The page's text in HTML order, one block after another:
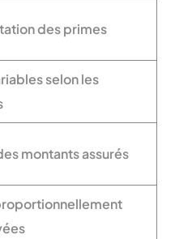
des primes
selon les
montants assurés